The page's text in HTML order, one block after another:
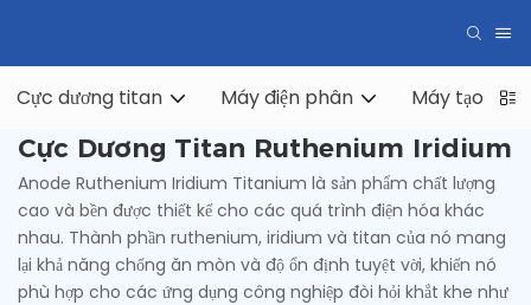
Cực dương titan Máy điện phân Máy tạo
Cực Dương Titan Ruthenium Iridium
Anode Ruthenium Iridium Titanium là sản phẩm chất lượng
cao và bền được thiết kế cho các quá trình điện hóa khác
nhau. Thành phần ruthenium, iridium và titan của nó mang
lại khả năng chống ăn mòn và độ ổn định tuyệt vời, khiến nó
phù hợp cho các ứng dụng công nghiệp đòi hỏi khắt khe như